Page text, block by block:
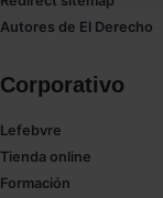
seleccionar
las que sean
Saber más
Autores de El Derecho
Corporativo
Lefebvre
Tienda online
Formación